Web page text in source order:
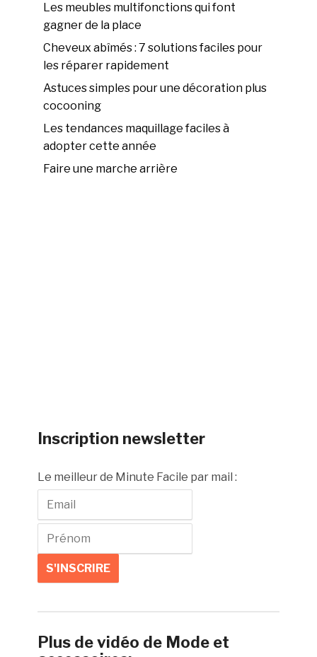
Les meubles multifonctions qui font
gagner de la place
Cheveux abîmés : 7 solutions faciles pour
les réparer rapidement
Astuces simples pour une décoration plus
cocooning
Les tendances maquillage faciles à
adopter cette année
Faire une marche arrière
Inscription newsletter
Le meilleur de Minute Facile par mail :
Plus de vidéo de Mode et